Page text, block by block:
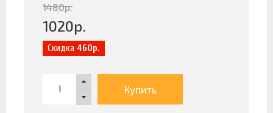
1480р.
1020р.
Скидка 460р.
Купить